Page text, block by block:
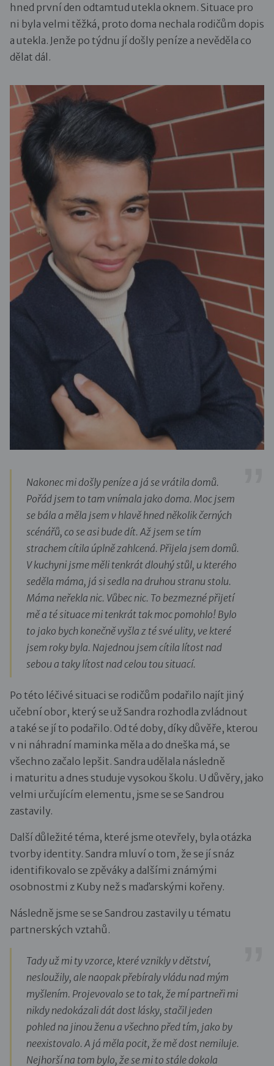
hned první den odtamtud utekla oknem. Situace pro
ni byla velmi těžká, proto doma nechala rodičům dopis
a utekla. Jenže po týdnu jí došly peníze a nevěděla co
dělat dál.
Nakonec mi došly peníze a já se vrátila domů.
Pořád jsem to tam vnímala jako doma. Moc jsem
se bála a měla jsem v hlavě hned několik černých
scénářů, co se asi bude dít. Až jsem se tím
strachem cítila úplně zahlcená. Přijela jsem domů.
V kuchyni jsme měli tenkrát dlouhý stůl, u kterého
seděla máma, já si sedla na druhou stranu stolu.
Máma neřekla nic. Vůbec nic. To bezmezné přijetí
mě a té situace mi tenkrát tak moc pomohlo! Bylo
to jako bych konečně vyšla z té své ulity, ve které
jsem roky byla. Najednou jsem cítila lítost nad
sebou a taky lítost nad celou tou situací.
Po této léčivé situaci se rodičům podařilo najít jiný
učební obor, který se už Sandra rozhodla zvládnout
a také se jí to podařilo. Od té doby, díky důvěře, kterou
v ni náhradní maminka měla a do dneška má, se
všechno začalo lepšit. Sandra udělala následně
i maturitu a dnes studuje vysokou školu. U důvěry, jako
velmi určujícím elementu, jsme se se Sandrou
zastavily.
Další důležité téma, které jsme otevřely, byla otázka
tvorby identity. Sandra mluví o tom, že se jí snáz
identifikovalo se zpěváky a dalšími známými
osobnostmi z Kuby než s maďarskými kořeny.
Následně jsme se se Sandrou zastavily u tématu
partnerských vztahů.
Tady už mi ty vzorce, které vznikly v dětství,
nesloužily, ale naopak přebíraly vládu nad mým
myšlením. Projevovalo se to tak, že mí partneři mi
nikdy nedokázali dát dost lásky, stačil jeden
pohled na jinou ženu a všechno před tím, jako by
neexistovalo. A já měla pocit, že mě dost nemiluje.
Nejhorší na tom bylo, že se mi to stále dokola